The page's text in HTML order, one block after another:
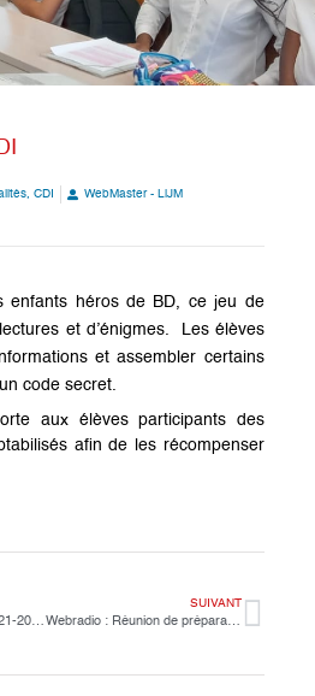
,CDI WebMaster - LiJM
enfants héros de BD, ce jeu de
et d’énigmes. Les élèves
et assembler certains
code secret.
aux élèves participants des
afin de les récompenser
Concours d’éloquence 2021-2022
SUIVANT
Webradio : Réunion de préparation Collège-Lycée